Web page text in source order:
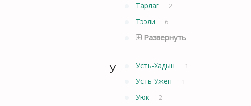
Тарлаг 2
Тээли 6
Развернуть
У Усть-Хадын 1
Усть-Ужеп 1
Уюк 2